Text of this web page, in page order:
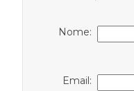
Nome:
Email: